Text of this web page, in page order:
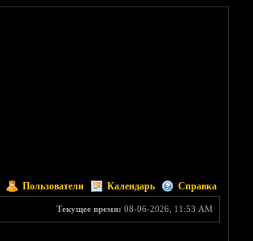
Пользователи Календарь Справка
Текущее время: 08-06-2026, 11:53 AM